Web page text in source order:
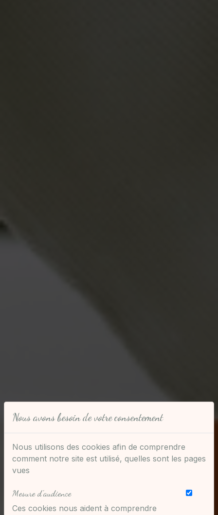
Nous avons besoin de votre consentement
Nous utilisons des cookies afin de comprendre
comment notre site est utilisé, quelles sont les pages
vues
Mesure d'audience
Ces cookies nous aident à comprendre